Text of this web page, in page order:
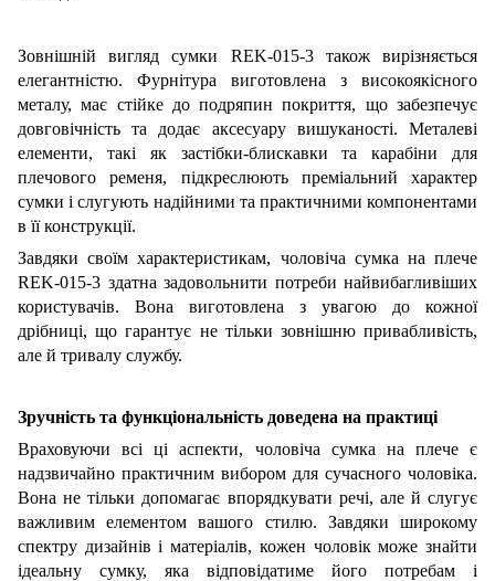
Зовнішній вигляд сумки REK-015-3 також вирізняється
елегантністю. Фурнітура виготовлена з високоякісного
металу, має стійке до подряпин покриття, що забезпечує
довговічність та додає аксесуару вишуканості. Металеві
елементи, такі як застібки-блискавки та карабіни для
плечового ременя, підкреслюють преміальний характер
сумки і слугують надійними та практичними компонентами
в її конструкції.
Завдяки своїм характеристикам, чоловіча сумка на плече
REK-015-3 здатна задовольнити потреби найвибагливіших
користувачів. Вона виготовлена з увагою до кожної
дрібниці, що гарантує не тільки зовнішню привабливість,
але й тривалу службу.
Зручність та функціональність доведена на практиці
Враховуючи всі ці аспекти, чоловіча сумка на плече є
надзвичайно практичним вибором для сучасного чоловіка.
Вона не тільки допомагає впорядкувати речі, але й слугує
важливим елементом вашого стилю. Завдяки широкому
спектру дизайнів і матеріалів, кожен чоловік може знайти
ідеальну сумку, яка відповідатиме його потребам і